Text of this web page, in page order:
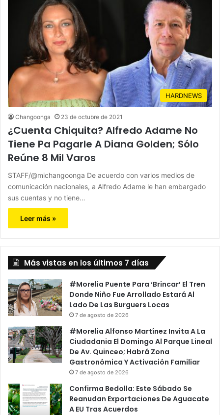
HARDNEWS
Changoonga 23 de octubre de 2021
¿Cuenta Chiquita? Alfredo Adame No
Tiene Pa Pagarle A Diana Golden; Sólo
Reúne 8 Mil Varos
STAFF/@michangoonga De acuerdo con varios medios de
comunicación nacionales, a Alfredo Adame le han embargado
sus cuentas y no tiene…
Leer más »
Más vistas en los últimos 7 días
#Morelia Puente Para ‘Brincar’ El Tren
Donde Niño Fue Arrollado Estará Al
Lado De Las Burguers Locas
7 de agosto de 2026
#Morelia Alfonso Martínez Invita A La
Ciudadania El Domingo Al Parque Lineal
De Av. Quinceo; Habrá Zona
Gastronómica Y Activación Familiar
7 de agosto de 2026
Confirma Bedolla: Este Sábado Se
Reanudan Exportaciones De Aguacate
A EU Tras Acuerdos